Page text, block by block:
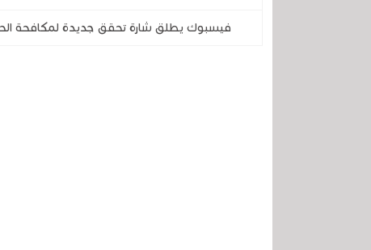
فيسبوك يطلق شارة تحقق جديدة لمكافحة